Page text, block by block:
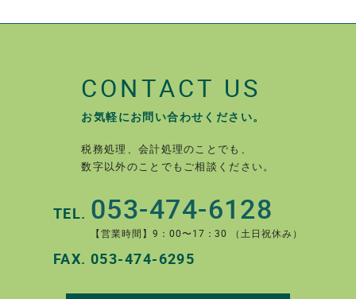
CONTACT US
お気軽にお問い合わせください。
税務処理、会計処理のことでも、
数字以外のことでもご相談ください。
TEL. 053-474-6128
【営業時間】9：00〜17：30 （土日祝休み）
FAX. 053-474-6295